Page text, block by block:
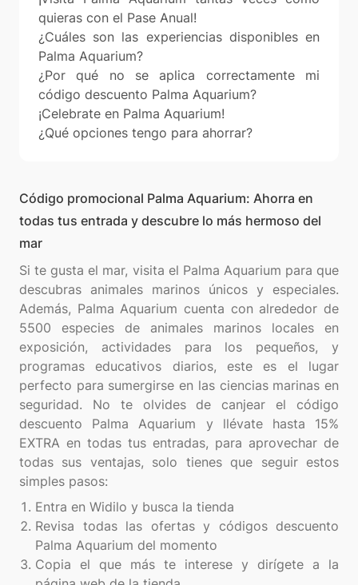
quieras con el Pase Anual!
¿Cuáles son las experiencias disponibles en
Palma Aquarium?
¿Por qué no se aplica correctamente mi
código descuento Palma Aquarium?
¡Celebrate en Palma Aquarium!
¿Qué opciones tengo para ahorrar?
Código promocional Palma Aquarium: Ahorra en
todas tus entrada y descubre lo más hermoso del
mar
Si te gusta el mar, visita el Palma Aquarium para que
descubras animales marinos únicos y especiales.
Además, Palma Aquarium cuenta con alrededor de
5500 especies de animales marinos locales en
exposición, actividades para los pequeños, y
programas educativos diarios, este es el lugar
perfecto para sumergirse en las ciencias marinas en
seguridad. No te olvides de canjear el código
descuento Palma Aquarium y llévate hasta 15%
EXTRA en todas tus entradas, para aprovechar de
todas sus ventajas, solo tienes que seguir estos
Entra en Widilo y busca la tienda
Revisa todas las ofertas y códigos descuento
Palma Aquarium del momento
Copia el que más te interese y dirígete a la